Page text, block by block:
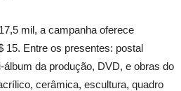
mil, a campanha oferece
15. Entre os presentes: postal
da produção, DVD, e obras do
cerâmica, escultura, quadro